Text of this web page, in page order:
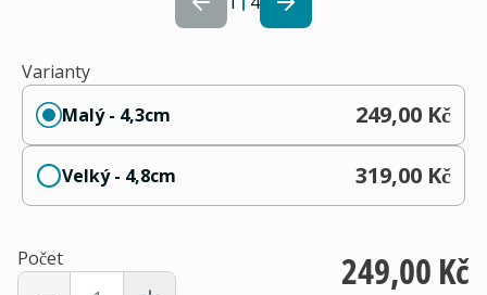
Varianty
Malý - 4,3cm
249,00 Kč
Velký - 4,8cm 319,00 Kč
Počet 249,00 Kč